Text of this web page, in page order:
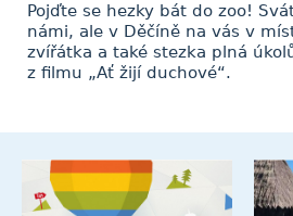
Pojďte se hezky bát do zoo!
námi, ale v Děčíně na vás v
zvířátka a také stezka plná
z filmu „Ať žijí duchové“.